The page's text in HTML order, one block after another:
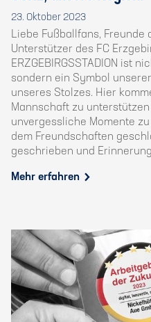
23. Oktober 2023
Liebe Fußballfans, Freunde
Unterstützer des FC
ERZGEBIRGSSTADION ist
sondern ein Symbol
unseres Stolzes. Hier
Mannschaft zu
unvergessliche Momente
dem Freundschaften
geschrieben und
Mehr erfahren